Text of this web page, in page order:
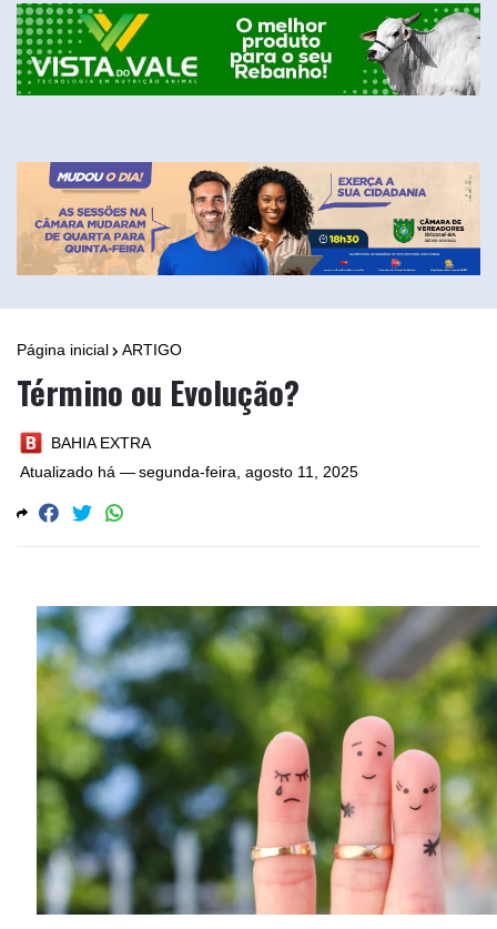
Página inicial ARTIGO
Término ou Evolução?
BAHIA EXTRA
Atualizado há —segunda-feira, agosto 11, 2025